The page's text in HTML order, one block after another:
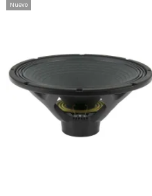
Nuevo